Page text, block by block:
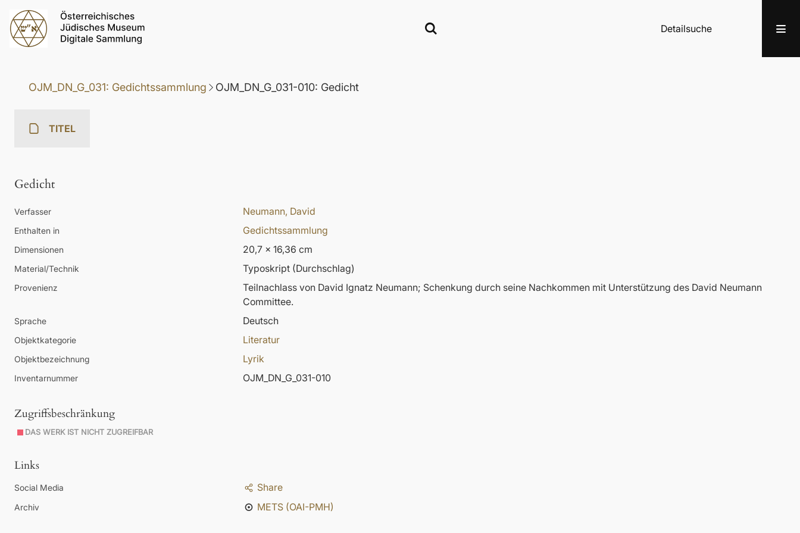
Detailsuche
OJM_DN_G_031: Gedichtssammlung OJM_DN_G_031-010: Gedicht
TITEL
Gedicht
Verfasser Neumann, David
Enthalten in Gedichtssammlung
Dimensionen 20,7 x 16,36 cm
Material/Technik Typoskript (Durchschlag)
Provenienz
Teilnachlass von David Ignatz Neumann; Schenkung durch seine Nachkommen mit Unterstützung des David Neumann
Committee.
Sprache Deutsch
Objektkategorie Literatur
Objektbezeichnung Lyrik
Inventarnummer OJM_DN_G_031-010
Zugriffsbeschränkung
DAS WERK IST NICHT ZUGREIFBAR
Links
Social Media Share
Archiv METS (OAI-PMH)